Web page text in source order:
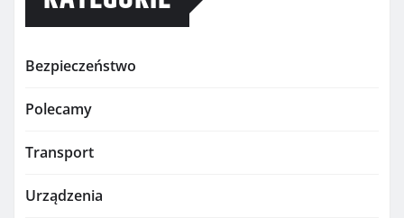
Bezpieczeństwo
Polecamy
Transport
Urządzenia